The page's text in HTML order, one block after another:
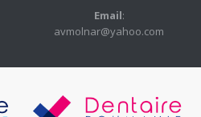
Email:
avmolnar@yahoo.com